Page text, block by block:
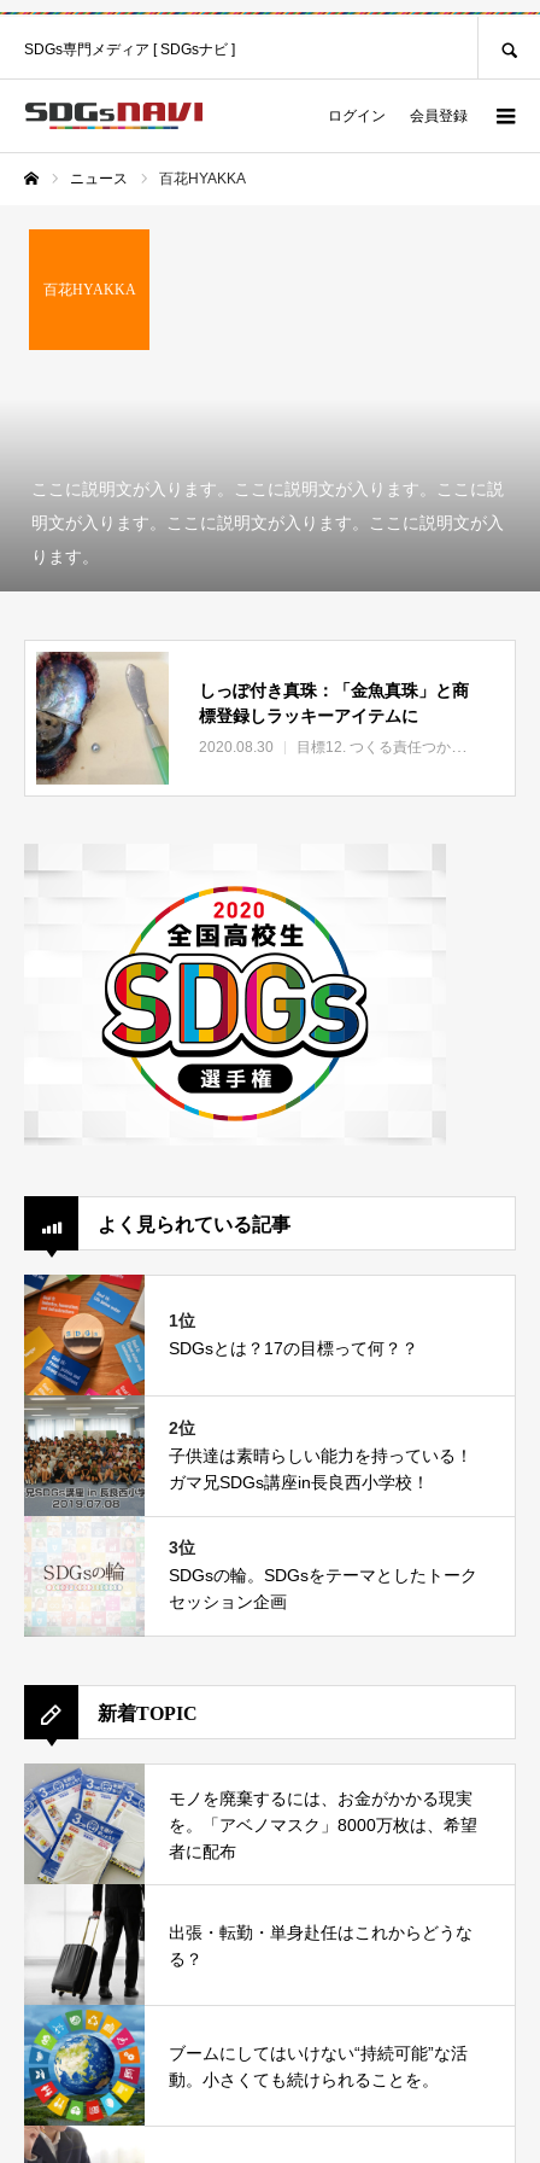
SDGs専門メディア [ SDGsナビ ]
ログイン 会員登録
ニュース 百花HYAKKA
百花HYAKKA
ここに説明文が入ります。ここに説明文が入ります。ここに説
明文が入ります。ここに説明文が入ります。ここに説明文が入
ります。
しっぽ付き真珠：「金魚真珠」と商
標登録しラッキーアイテムに
2020.08.30 目標12. つくる責任つかう責任
よく見られている記事
1位
SDGsとは？17の目標って何？？
2位
子供達は素晴らしい能力を持っている！
ガマ兄SDGs講座in長良西小学校！
3位
SDGsの輪。SDGsをテーマとしたトーク
セッション企画
新着TOPIC
モノを廃棄するには、お金がかかる現実
を。「アベノマスク」8000万枚は、希望
者に配布
出張・転勤・単身赴任はこれからどうな
る？
ブームにしてはいけない“持続可能”な活
動。小さくても続けられることを。